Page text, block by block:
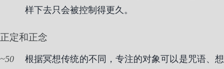
样下去只会被控制得更久。
正定和正念
50
根据冥想传统的不同，专注的对象可以是咒语、想